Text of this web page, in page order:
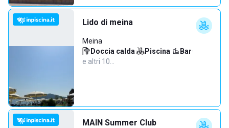
Lido di meina
Meina
Doccia calda· Piscina· Bar·
e altri 10…
MAIN Summer Club